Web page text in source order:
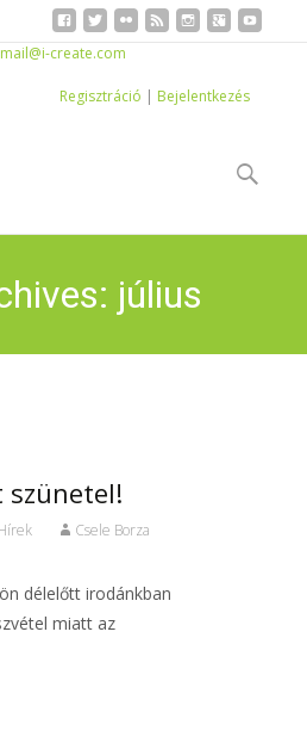
create.com
Regisztráció | Bejelentkezés
to
content
Keresés:
július
szünetel!
Csele Borza
délelőtt irodánkban
miatt az